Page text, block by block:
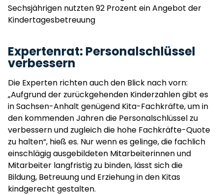
Sechsjährigen nutzten 92 Prozent ein Angebot der
Kindertagesbetreuung
Expertenrat: Personalschlüssel
verbessern
Die Experten richten auch den Blick nach vorn:
„Aufgrund der zurückgehenden Kinderzahlen gibt es
in Sachsen-Anhalt genügend Kita-Fachkräfte, um in
den kommenden Jahren die Personalschlüssel zu
verbessern und zugleich die hohe Fachkräfte-Quote
zu halten“, hieß es. Nur wenn es gelinge, die fachlich
einschlägig ausgebildeten Mitarbeiterinnen und
Mitarbeiter langfristig zu binden, lässt sich die
Bildung, Betreuung und Erziehung in den Kitas
kindgerecht gestalten.